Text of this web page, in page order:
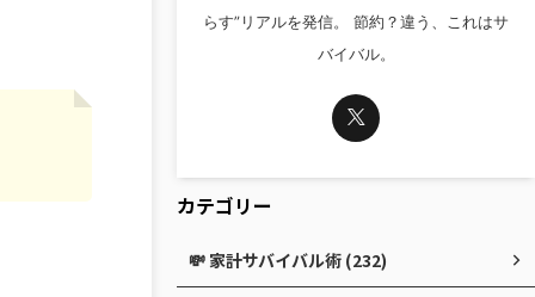
らす”リアルを発信。 節約？違う、これはサ
バイバル。
カテゴリー
💸 家計サバイバル術 (232)